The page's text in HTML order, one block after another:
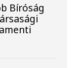
Bíróság